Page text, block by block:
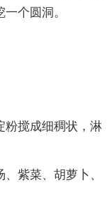
个圆洞。
粉搅成细稠状，淋
紫菜、胡萝卜、